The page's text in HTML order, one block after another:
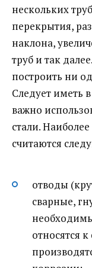
нескольких
перекрытия,
наклона,
труб и так
построить ни
Следует иметь
важно
стали.
считаются
отводы
сварные,
относятся